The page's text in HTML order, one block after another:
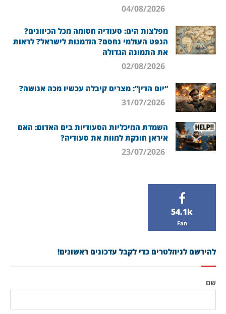
מפלצות הים: סעודיה חסומה מכל הכיוונים?
הנפט העולמי נחסם? הזדמנות לישראל? לראות
את התמונה הגדולה
“יום הדין”: מצרים קיבלה עכשיו מכה אנושה?
השמדת המיכליות הסעודיות בים האדום: האם
איראן חונקת למוות את סעודיה?
54.1k
Fan
להירשם לניוזלטרים כדי לקבל עדכונים ראשונים!
שם